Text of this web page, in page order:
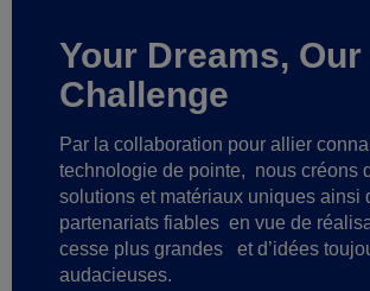
Your Dreams, Our
Challenge
Par la collaboration pour allier
technologie de pointe, nous créons
solutions et matériaux uniques ainsi
partenariats fiables en vue de
cesse plus grandes
et d’idées
audacieuses.